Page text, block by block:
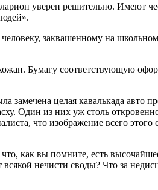
уверен решительно. Имеют
заквашенному на школьном
Бумагу соответствующую
целая кавалькада авто
Один из них уж столь
что изображение всего этого
как вы помните, есть
нечисти своды? Что за